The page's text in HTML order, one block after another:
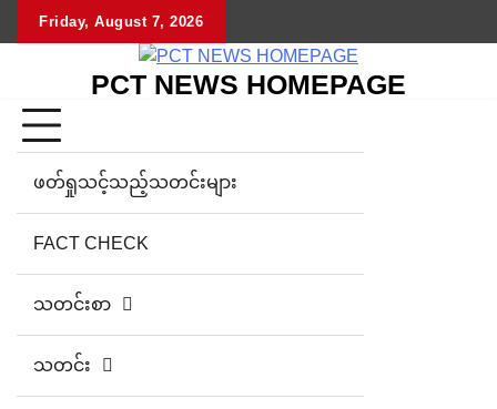
Friday, August 7, 2026
PCT NEWS HOMEPAGE
ဖတ်ရှုသင့်သည့်သတင်းများ
FACT CHECK
သတင်းစာ
သတင်း